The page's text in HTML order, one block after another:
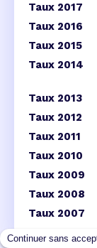
Taux 2017
Taux 2016
Taux 2015
Taux 2014
Taux 2013
Taux 2012
Taux 2011
Taux 2010
Taux 2009
Taux 2008
Taux 2007